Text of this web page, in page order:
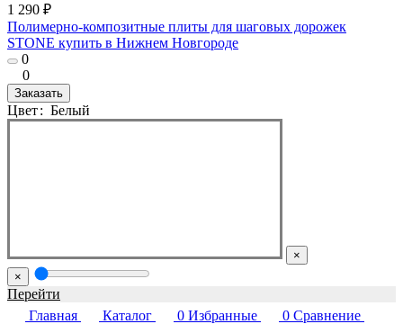
1 290 ₽
Полимерно-композитные плиты для шаговых дорожек
STONE купить в Нижнем Новгороде
0
0
Заказать
Цвет: Белый
×
×
Перейти
Главная
Каталог 0 Избранные 0 Сравнение